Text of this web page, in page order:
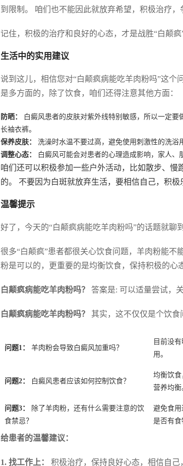
到限制。 咱们也不能因此就放弃希望，积极治疗，
记住，积极的治疗和良好的心态，才是战胜“白颠疯
生活中的实用建议
说到这儿，相信您对“白颠疯病能吃羊肉粉吗”这
是多方面的，除了饮食，咱们还得注意其他方面：
防晒：
白癜风患者的皮肤对紫外线特别敏感，所以一定
长袖衣裤。
保养皮肤：
洗澡时水温不要过高，避免使用刺激性的洗浴
调整心态：
白癜风可能会对患者的心理造成影响，家人、
咱们还可以积极参加一些户外活动，比如散步、
的。 不要因为白斑就放弃生活，要相信自己，积
温馨提示
好了，今天的“白颠疯病能吃羊肉粉吗”的话题就聊
很多“白颠疯”患者都很关心饮食问题，羊肉粉能
粉是可以的，更重要的是均衡饮食，保持积极的心
白颠疯病能吃羊肉粉吗？ 答案是: 可以适量尝试，
白颠疯病能吃羊肉粉吗？ 其实，这不仅仅是个饮食
问题1： 羊肉粉会导致白癜风加重吗？
目前没
用。
问题2： 白癜风患者应该如何控制饮食？
均衡饮
营养均衡
问题3：
除了羊肉粉，还有什么需要注意的饮
食禁忌？
避免食
是否有食
给患者的温馨建议：
1. 找工作上： 积极治疗，保持良好心态，相信自